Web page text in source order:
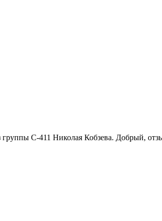
группы С-411 Николая Кобзева. Добрый,